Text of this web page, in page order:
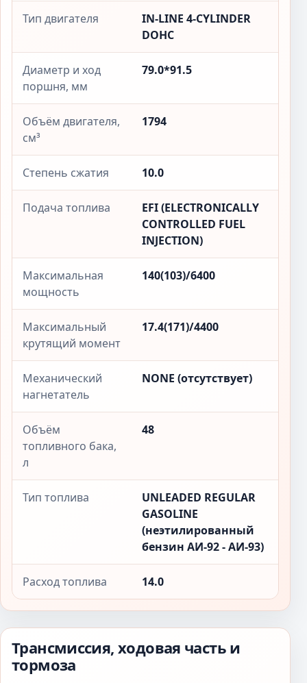
Тип двигателя
IN-LINE 4-CYLINDER
DOHC
Диаметр и ход
поршня, мм
79.0*91.5
Объём двигателя,
см³
1794
Степень сжатия 10.0
Подача топлива
EFI (ELECTRONICALLY
CONTROLLED FUEL
INJECTION)
Максимальная
мощность
140(103)/6400
Максимальный
крутящий момент
17.4(171)/4400
Механический
нагнетатель
NONE (отсутствует)
Объём
топливного бака,
л
48
Тип топлива
UNLEADED REGULAR
GASOLINE
(неэтилированный
бензин АИ-92 - АИ-93)
Расход топлива 14.0
Трансмиссия, ходовая часть и
тормоза